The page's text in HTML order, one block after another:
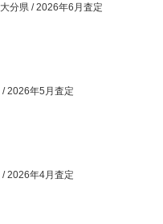
大分県 /2026年6月査定
/2026年5月査定
/2026年4月査定